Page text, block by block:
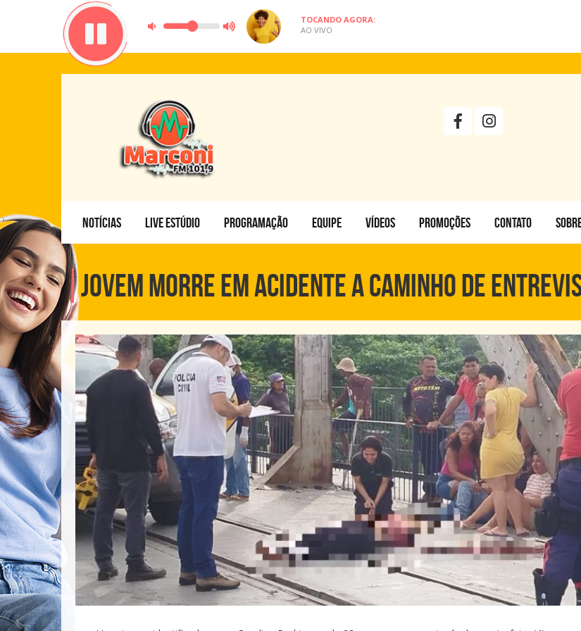
TOCANDO AGORA:
AO VIVO
NOTÍCIAS LIVE ESTÚDIO PROGRAMAÇÃO EQUIPE VÍDEOS PROMOÇÕES CONTATO
Jovem morre em acidente a caminho de